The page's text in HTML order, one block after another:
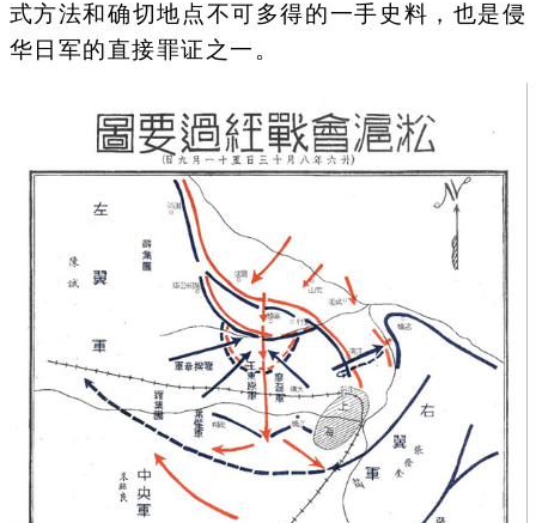
式方法和确切地点不可多得的一手史料，也是侵
华日军的直接罪证之一。